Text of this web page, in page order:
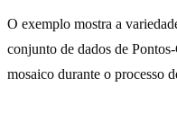
O exemplo mostra a
conjunto de dados de
mosaico durante o processo